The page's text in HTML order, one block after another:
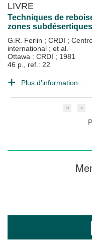
LIVRE
Techniques de
zones
G.R. Ferlin ; CRDI ;
international ; et al.
Ottawa : CRDI ; 1981
46 p., ref.: 22
Plus d'information...